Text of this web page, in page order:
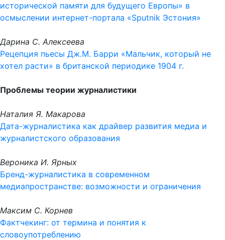
исторической памяти для будущего Европы» в
осмыслении интернет-портала «Sputnik Эстония»
Дарина С. Алексеева
Рецепция пьесы Дж.М. Барри «Мальчик, который не
хотел расти» в британской периодике 1904 г.
Проблемы теории журналистики
Наталия Я. Макарова
Дата-журналистика как драйвер развития медиа и
журналистского образования
Вероника И. Ярных
Бренд-журналистика в современном
медиапространстве: возможности и ограничения
Максим С. Корнев
Фактчекинг: от термина и понятия к
словоупотреблению